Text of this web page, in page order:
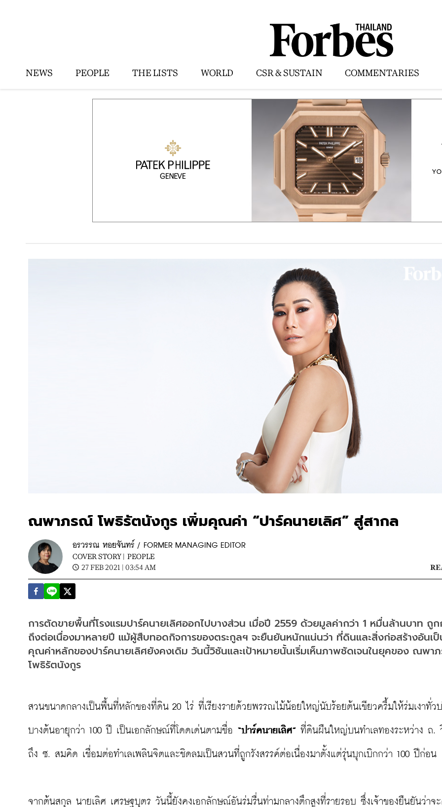
NEWS PEOPLE THE LISTS WORLD CSR & SUSTAIN COMMENTARIES
ณพาภรณ์ โพธิรัตนังกูร เพิ่มคุณค่า “ปาร์คนายเลิศ” สู่สากล
อรวรรณ หอยจันทร์ / FORMER MANAGING EDITOR
COVER STORY | PEOPLE
27 FEB 2021 | 03:54 AM
การตัดขายพื้นที่โรงแรมปาร์คนายเลิศออกไปบางส่วน เมื่อปี 2559 ด้วยมูลค่ากว่า 1 หมื่นล้านบาท ถู
ถึงต่อเนื่องมาหลายปี แม้ผู้สืบทอดกิจการของตระกูลฯ จะยืนยันหนักแน่นว่า ที่ดินและสิ่งก่อสร้างอันเ
คุณค่าหลักของปาร์คนายเลิศยังคงเดิม วันนี้วิชันและเป้าหมายนั้นเริ่มเห็นภาพชัดเจนในยุคของ ณพา
โพธิรัตนังกูร
สวนขนาดกลางเป็นพื้นที่หลักของที่ดิน 20 ไร่ ที่เรียงรายด้วยพรรณไม้น้อยใหญ่นับร้อยต้นเขียวครึ้มให้ร่มเงาทั่ว
บางต้นอายุกว่า 100 ปี เป็นเอกลักษณ์ที่โดดเด่นตามชื่อ “ปาร์คนายเลิศ” ที่ดินผืนใหญ่บนทำเลทองระหว่าง ถ.
ถึง ซ. สมคิด เชื่อมต่อทำเลเพลินจิตและชิดลมเป็นสวนที่ถูกรังสรรค์ต่อเนื่องมาตั้งแต่รุ่นบุกเบิกกว่า 100 ปีก่อน
จากต้นสกุล นายเลิศ เศรษฐบุตร วันนี้ยังคงเอกลักษณ์อันร่มรื่นท่ามกลางตึกสูงที่รายรอบ ซึ่งเจ้าของยืนยันว่าจ